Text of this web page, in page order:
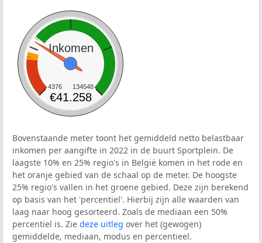
Inkomen
4376 134548
€41.258
Bovenstaande meter toont het gemiddeld netto belastbaar
inkomen per aangifte in 2022 in de buurt Sportplein. De
laagste 10% en 25% regio's in België komen in het rode en
het oranje gebied van de schaal op de meter. De hoogste
25% regio's vallen in het groene gebied. Deze zijn berekend
op basis van het 'percentiel'. Hierbij zijn alle waarden van
laag naar hoog gesorteerd. Zoals de mediaan een 50%
percentiel is. Zie deze uitleg over het (gewogen)
gemiddelde, mediaan, modus en percentieel.